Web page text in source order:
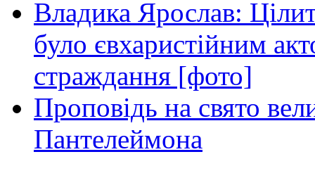
Владика Ярослав:
було євхаристійним
страждання [фото]
Проповідь на свято
Пантелеймона